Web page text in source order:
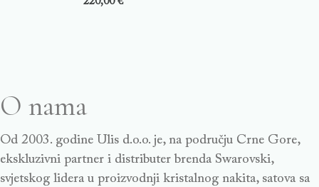
O nama
Od 2003. godine Ulis d.o.o. je, na području Crne Gore,
ekskluzivni partner i distributer brenda Swarovski,
svjetskog lidera u proizvodnji kristalnog nakita, satova sa